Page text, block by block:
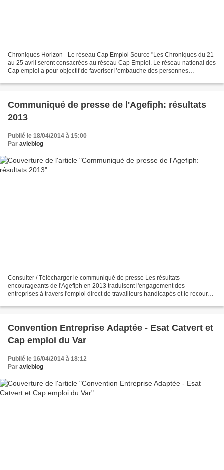
Chroniques Horizon - Le réseau Cap Emploi Source "Les Chroniques du 21
au 25 avril seront consacrées au réseau Cap Emploi. Le réseau national des
Cap emploi a pour objectif de favoriser l’embauche des personnes
Communiqué de presse de l'Agefiph: résultats
2013
Publié le 18/04/2014 à 15:00
Par avieblog
Consulter / Télécharger le communiqué de presse Les résultats
encourageants de l'Agefiph en 2013 traduisent l'engagement des
entreprises à travers l'emploi direct de travailleurs handicapés et le recours à
Convention Entreprise Adaptée - Esat Catvert et
Cap emploi du Var
Publié le 16/04/2014 à 18:12
Par avieblog